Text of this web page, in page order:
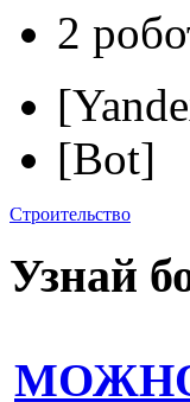
2
[Bot]
Строительство
Узнай